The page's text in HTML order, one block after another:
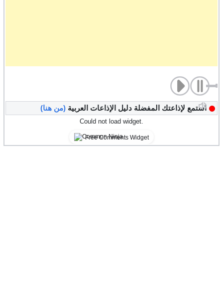
استمع لإذاعتك المفضلة دليل الإذاعات العربية(من هنا)
Could not load widget.
Free Comments Widget